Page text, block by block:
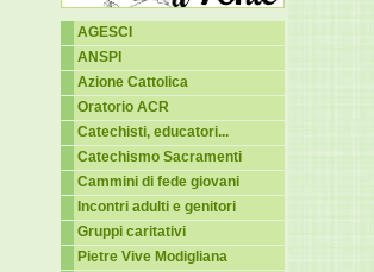
AGESCI
ANSPI
Azione Cattolica
Oratorio ACR
Catechisti, educatori...
Catechismo Sacramenti
Cammini di fede giovani
Incontri adulti e genitori
Gruppi caritativi
Pietre Vive Modigliana